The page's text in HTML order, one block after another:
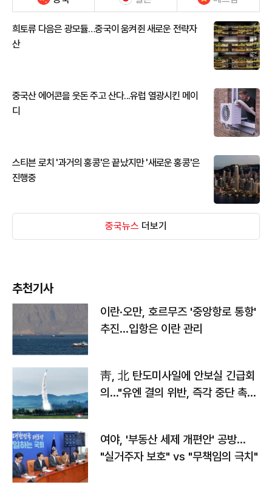
희토류 다음은 광모듈…중국이 움켜쥔 새로운 전략자
산
중국산 에어콘을 웃돈 주고 산다...유럽 열광시킨 메이
디
스티븐 로치 '과거의 홍콩'은 끝났지만 '새로운 홍콩'은
진행중
중국뉴스 더보기
추천기사
이란·오만, 호르무즈 '중앙항로 통항'
추진…입항은 이란 관리
靑, 北 탄도미사일에 안보실 긴급회
의…"유엔 결의 위반, 즉각 중단 촉
여야, '부동산 세제 개편안' 공방…
"실거주자 보호" vs "무책임의 극치"